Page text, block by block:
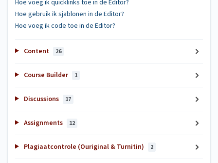
Hoe voeg ik quicklinks toe in de Editor?
Hoe gebruik ik sjablonen in de Editor?
Hoe voeg ik code toe in de Editor?
Content 26
Course Builder 1
Discussions 17
Assignments 12
Plagiaatcontrole (Ouriginal & Turnitin) 2